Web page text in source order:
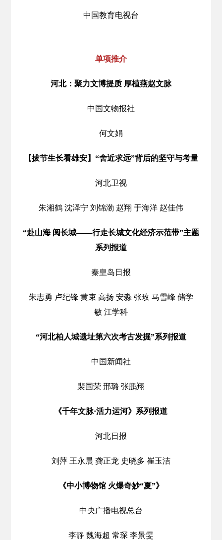
中国教育电视台
单项推介
河北：聚力文博提质 厚植燕赵文脉
中国文物报社
何文娟
【拔节生长看雄安】“舍近求远”背后的坚守与考量
河北卫视
朱湘鹤 沈泽宁 刘锦渤 赵翔 于海洋 赵佳伟
“赴山海 阅长城——行走长城文化经济示范带”主题
系列报道
秦皇岛日报
朱志勇 卢纪锋 黄束 高扬 安淼 张玫 马雪峰 储学
敏 江学科
“河北柏人城遗址第六次考古发掘”系列报道
中国新闻社
裴国荣 邢璐 张鹏翔
《千年文脉·活力运河》系列报道
河北日报
刘萍 王永晨 龚正龙 史晓多 崔玉洁
《中小博物馆 火爆奇妙“夏”》
中央广播电视总台
李静 魏海超 常琛 李景雯